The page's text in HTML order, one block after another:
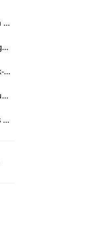
Otthon és Kert
Pénzügyek
Sztárok-celebek
Tech-Tudomány
Utazás és Világ